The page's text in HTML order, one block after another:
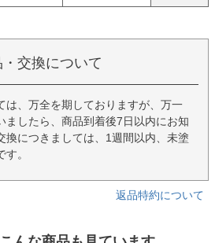
交換について
は、万全を期しておりますが、万一
ましたら、商品到着後7日以内にお知
換につきましては、1週間以内、未塗
。
返品特約について